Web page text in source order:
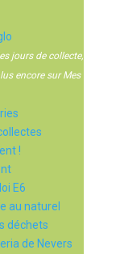
jours de collecte,
encore sur Mes
!
E6
au naturel
déchets
de Nevers